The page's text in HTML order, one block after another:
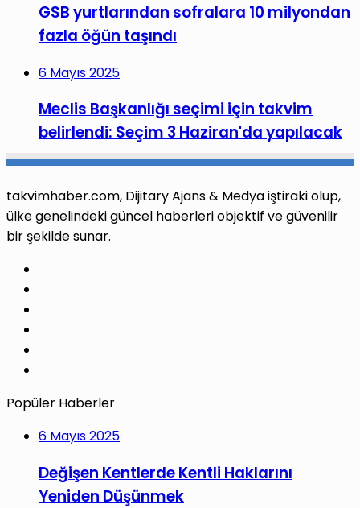
GSB yurtlarından sofralara 10 milyondan
fazla öğün taşındı
6 Mayıs 2025
Meclis Başkanlığı seçimi için takvim
belirlendi: Seçim 3 Haziran'da yapılacak
takvimhaber.com, Dijitary Ajans & Medya iştiraki olup,
ülke genelindeki güncel haberleri objektif ve güvenilir
bir şekilde sunar.
Popüler Haberler
6 Mayıs 2025
Değişen Kentlerde Kentli Haklarını
Yeniden Düşünmek